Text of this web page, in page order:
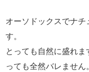
オーソドックスでナ
す。
とっても自然に盛れ
っても全然バレません